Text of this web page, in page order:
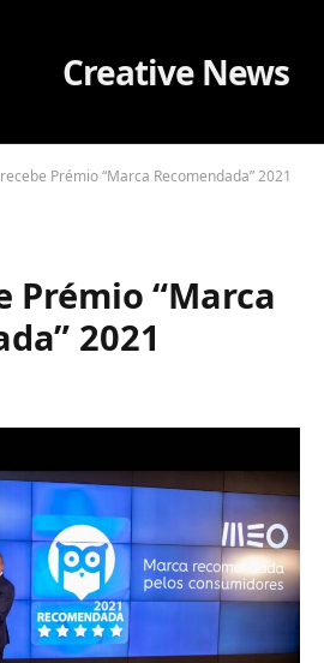
Prémio “Marca Recomendada” 2021
Prémio “Marca
2021